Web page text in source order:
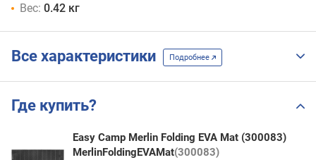
Вес: 0.42 кг
Все характеристики Подробнее
Где купить?
Easy Camp Merlin Folding EVA Mat (300083)
MerlinFoldingEVAMat(300083)